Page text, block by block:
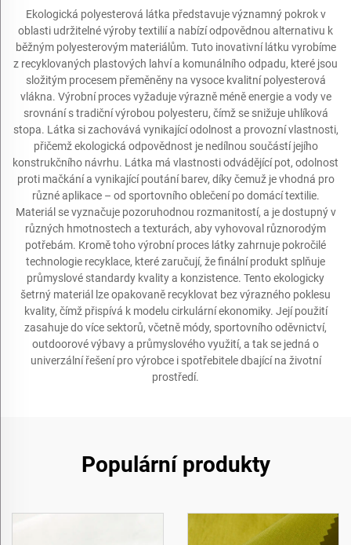
Ekologická polyesterová látka představuje významný pokrok v
oblasti udržitelné výroby textilií a nabízí odpovědnou alternativu k
běžným polyesterovým materiálům. Tuto inovativní látku vyrobíme
z recyklovaných plastových lahví a komunálního odpadu, které jsou
složitým procesem přeměněny na vysoce kvalitní polyesterová
vlákna. Výrobní proces vyžaduje výrazně méně energie a vody ve
srovnání s tradiční výrobou polyesteru, čímž se snižuje uhlíková
stopa. Látka si zachovává vynikající odolnost a provozní vlastnosti,
přičemž ekologická odpovědnost je nedílnou součástí jejího
konstrukčního návrhu. Látka má vlastnosti odvádějící pot, odolnost
proti mačkání a vynikající poutání barev, díky čemuž je vhodná pro
různé aplikace – od sportovního oblečení po domácí textilie.
Materiál se vyznačuje pozoruhodnou rozmanitostí, a je dostupný v
různých hmotnostech a texturách, aby vyhovoval různorodým
potřebám. Kromě toho výrobní proces látky zahrnuje pokročilé
technologie recyklace, které zaručují, že finální produkt splňuje
průmyslové standardy kvality a konzistence. Tento ekologicky
šetrný materiál lze opakovaně recyklovat bez výrazného poklesu
kvality, čímž přispívá k modelu cirkulární ekonomiky. Její použití
zasahuje do více sektorů, včetně módy, sportovního oděvnictví,
outdoorové výbavy a průmyslového využití, a tak se jedná o
univerzální řešení pro výrobce i spotřebitele dbající na životní
prostředí.
Populární produkty